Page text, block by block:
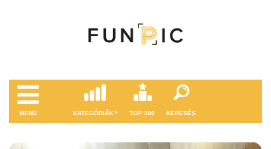
MENÜ KATEGÓRIÁK TOP 100 KERESÉS